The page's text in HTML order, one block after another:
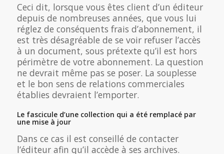
Ceci dit, lorsque vous êtes client d’un éditeur
depuis de nombreuses années, que vous lui
réglez de conséquents frais d’abonnement, il
est très désagréable de se voir refuser l’accès
à un document, sous prétexte qu’il est hors
périmètre de votre abonnement. La question
ne devrait même pas se poser. La souplesse
et le bon sens de relations commerciales
établies devraient l’emporter.
Le fascicule d’une collection qui a été remplacé par
une mise à jour
Dans ce cas il est conseillé de contacter
l’éditeur afin qu’il accède à ses archives.